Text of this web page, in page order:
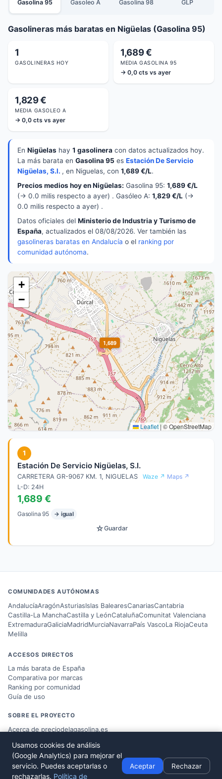
Gasolina 95 Gasoleo A Gasolina 98 GLP
Gasolineras más baratas en Nigüelas (Gasolina 95)
1
GASOLINERAS HOY
1,689 €
MEDIA GASOLINA 95
→ 0,0 cts vs ayer
1,829 €
MEDIA GASOLEO A
→ 0,0 cts vs ayer
En Nigüelas hay 1 gasolinera con datos actualizados hoy.
La más barata en Gasolina 95 es Estación De Servicio
Nigüelas, S.l. , en Niguelas, con 1,689 €/L.
Precios medios hoy en Nigüelas: Gasolina 95: 1,689 €/L
(→ 0.0 milis respecto a ayer) . Gasóleo A: 1,829 €/L (→
0.0 milis respecto a ayer) .
Datos oficiales del Ministerio de Industria y Turismo de
España, actualizados el 08/08/2026. Ver también las
gasolineras baratas en Andalucía o el ranking por
comunidad autónoma.
1,689
+
−
Leaflet |© OpenStreetMap
1
Estación De Servicio Nigüelas, S.l.
CARRETERA GR-9067 KM. 1, NIGUELAS Waze ↗ Maps ↗
L-D: 24H
1,689 €
Gasolina 95 → igual
☆Guardar
COMUNIDADES AUTÓNOMAS
AndalucíaAragónAsturiasIslas BalearesCanariasCantabria
Castilla-La ManchaCastilla y LeónCataluñaComunitat Valenciana
ExtremaduraGaliciaMadridMurciaNavarraPaís VascoLa RiojaCeuta
Melilla
ACCESOS DIRECTOS
La más barata de España
Comparativa por marcas
Ranking por comunidad
Guía de uso
SOBRE EL PROYECTO
Acerca de preciodelagasolina.es
Datos del Ministerio MITERD
Desarrollado porVíctor Corbacho
Usamos cookies de análisis
(Google Analytics) para mejorar el
servicio. Puedes aceptarlas o
rechazarlas. Política de
Aceptar Rechazar